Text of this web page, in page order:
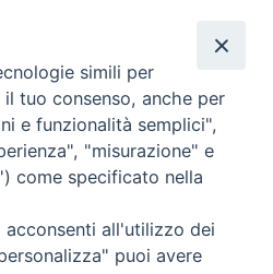
simili per
tuo consenso, anche per
e funzionalità semplici",
"misurazione" e
come specificato nella
all'utilizzo dei
puoi avere